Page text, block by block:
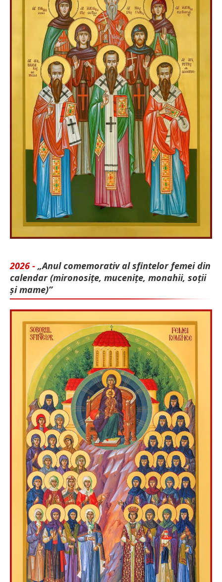
2026 - „Anul comemorativ al sfintelor femei din
calendar (mironosițe, mu­cenițe, monahii, soții
și mame)”